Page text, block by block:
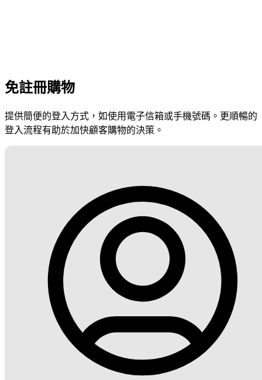
免註冊購物
提供簡便的登入方式，如使用電子信箱或手機號碼。更順暢的
登入流程有助於加快顧客購物的決策。